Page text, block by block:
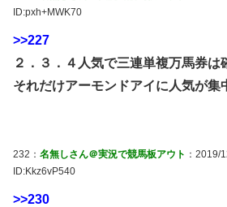
ID:pxh+MWK70
>>227
２．３．４人気で三連単複万馬券は
それだけアーモンドアイに人気が集
232： 名無しさん＠実況で競馬板アウト ：2019/
ID:Kkz6vP540
>>230